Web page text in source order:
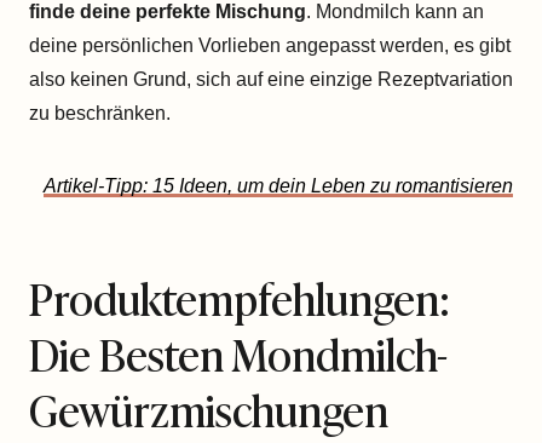
finde deine perfekte Mischung. Mondmilch kann an
deine persönlichen Vorlieben angepasst werden, es gibt
also keinen Grund, sich auf eine einzige Rezeptvariation
zu beschränken.
Artikel-Tipp: 15 Ideen, um dein Leben zu romantisieren
Produktempfehlungen:
Die Besten Mondmilch-
Gewürzmischungen